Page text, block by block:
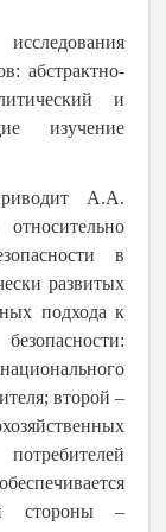
абстрактно-
и
изучение
А.А.
в
развитых
подхода к
второй –
стороны –